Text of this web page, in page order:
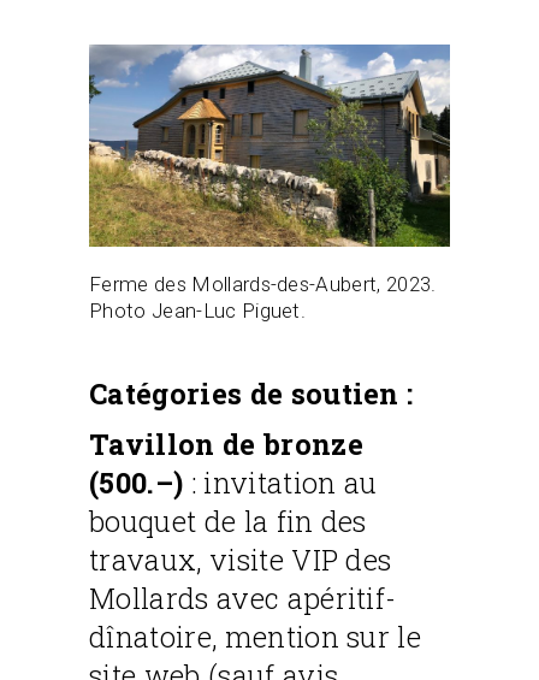
Ferme des Mollards-des-Aubert, 2023.
Photo Jean-Luc Piguet.
Catégories de soutien :
Tavillon de bronze
(500.–) : invitation au
bouquet de la fin des
travaux, visite VIP des
Mollards avec apéritif-
dînatoire, mention sur le